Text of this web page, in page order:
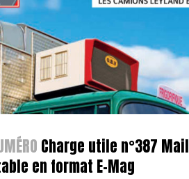
Charge utile n°387 Mail
en format E-Mag